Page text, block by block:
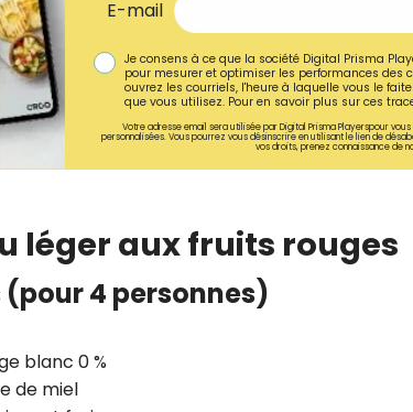
E-mail
Je consens à ce que la société Digital Prisma
pour mesurer et optimiser les performances des
ouvrez les courriels, l'heure à laquelle vous le
que vous utilisez. Pour en savoir plus sur ces
Votre adresse email sera utilisée par Digital Prisma Playerspour
personnalisées. Vous pourrez vous désinscrire en utilisant le lien de
vos droits, prenez connaissance de
léger aux fruits rouges
4 personnes)
blanc 0 %
de miel
!